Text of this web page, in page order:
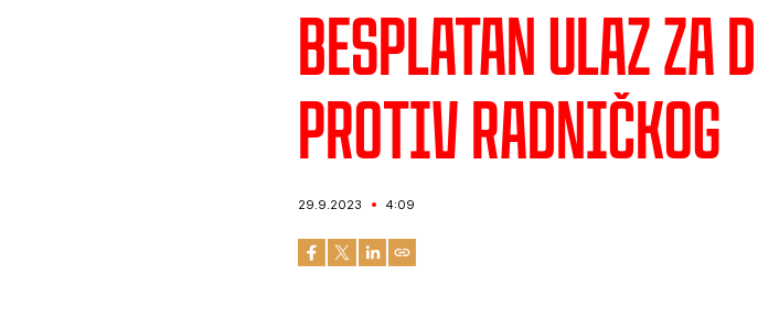
Besplatan ulaz za
protiv Radničkog
29.9.2023 4:09